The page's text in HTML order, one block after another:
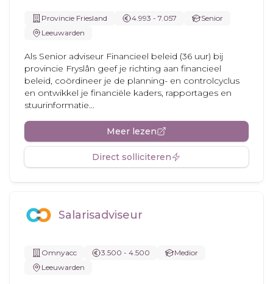
Provincie Friesland 4.993 - 7.057
Senior
Leeuwarden
Als Senior adviseur Financieel beleid (36 uur) bij
provincie Fryslân geef je richting aan financieel
beleid, coördineer je de planning- en controlcyclus
en ontwikkel je financiële kaders, rapportages en
stuurinformatie...
Meer lezen
Direct solliciteren
Salarisadviseur
Omnyacc 3.500 - 4.500
Medior
Leeuwarden